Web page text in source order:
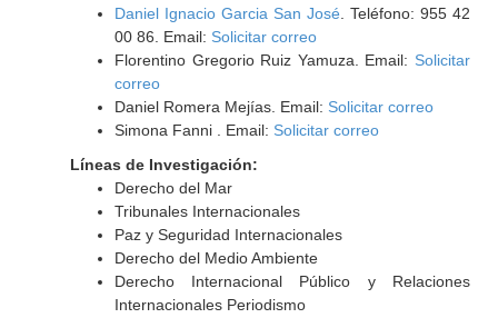
Daniel Ignacio Garcia San José . Teléfono: 955 42
00 86. Email: Solicitar correo
Florentino Gregorio Ruiz Yamuza. Email: Solicitar
correo
Daniel Romera Mejías. Email: Solicitar correo
Simona Fanni . Email: Solicitar correo
Líneas de Investigación:
Derecho del Mar
Tribunales Internacionales
Paz y Seguridad Internacionales
Derecho del Medio Ambiente
Derecho Internacional Público y Relaciones
Internacionales Periodismo